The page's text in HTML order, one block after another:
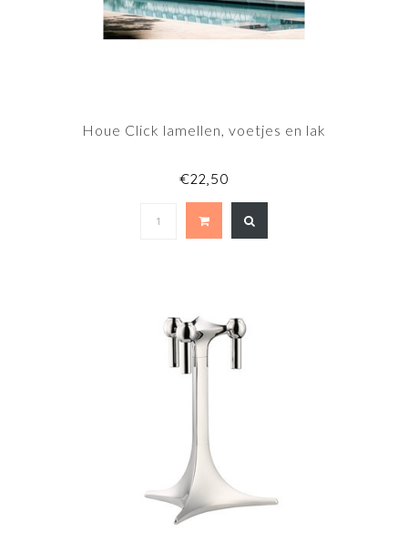
Houe Click lamellen, voetjes en lak
€22,50